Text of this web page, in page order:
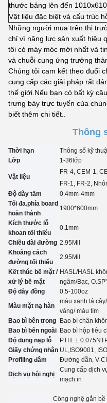
thước bảng lên đến
Vật liệu đặc biệt và cấu trúc
Những người mua trên thị
chỉ vì năng lực sản xuất hiệu
tôi có máy móc mới nhất và
và chuỗi cung ứng trưởng
Chúng tôi cam kết theo đuổi
cung cấp các giải pháp rất
thế giới.Nếu bạn có bất kỳ
trưng bày trực tuyến của
biết thêm chi tiết..
Thông
Thời hạn
Thông số kỹ
Lớp
1-36lớp
Vật liệu
FR-4, CEM-1,
FR-1, FR-2,
Độ dày tấm
0.4mm-4mm
Tối đa.phía board
hoàn thành
1900*600mm
Kích thước lỗ
khoan tối thiểu
0. 1 mm
Chiều dài đường 2.95Mil
Khoảng cách
đường tối thiểu
2.95Mil
Kết thúc bề mặt /
xử lý bề mặt
HASL/HASL
ngâm/Bạc, O. SP
Độ dày đồng
0.5-100oz
Màu mặt nạ hàn
màu xanh lá
vàng/ màu tím
Bao bì bên trong Bao bì chân
Bao bì bên ngoài Bao bì hộp tiêu
Độ dung nạp lỗ
PTH: ± 0.075
Giấy chứng nhận UL, ISO9001,
Profiling đâm
Đường dẫn, V-
Dịch vụ hội nghị
Cung cấp dịch
mạch in
Công nghệ gắn